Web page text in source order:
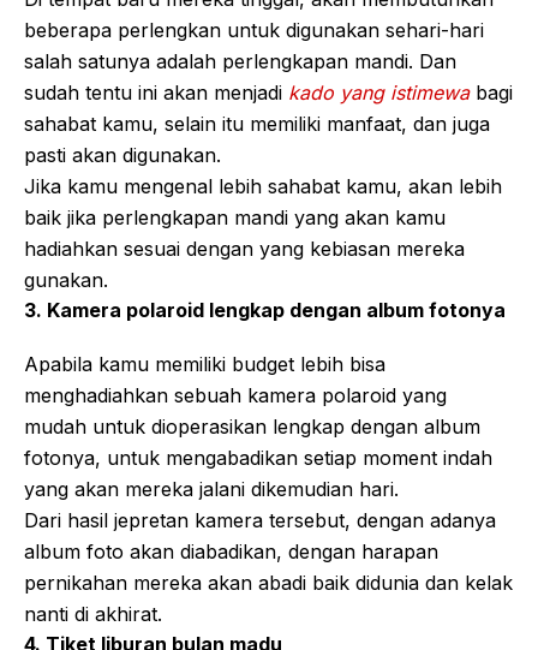
beberapa perlengkan untuk digunakan sehari-hari
salah satunya adalah perlengkapan mandi. Dan
sudah tentu ini akan menjadi kado yang istimewa bagi
sahabat kamu, selain itu memiliki manfaat, dan juga
pasti akan digunakan.
Jika kamu mengenal lebih sahabat kamu, akan lebih
baik jika perlengkapan mandi yang akan kamu
hadiahkan sesuai dengan yang kebiasan mereka
gunakan.
3. Kamera polaroid lengkap dengan album fotonya
Apabila kamu memiliki budget lebih bisa
menghadiahkan sebuah kamera polaroid yang
mudah untuk dioperasikan lengkap dengan album
fotonya, untuk mengabadikan setiap moment indah
yang akan mereka jalani dikemudian hari.
Dari hasil jepretan kamera tersebut, dengan adanya
album foto akan diabadikan, dengan harapan
pernikahan mereka akan abadi baik didunia dan kelak
nanti di akhirat.
4. Tiket liburan bulan madu